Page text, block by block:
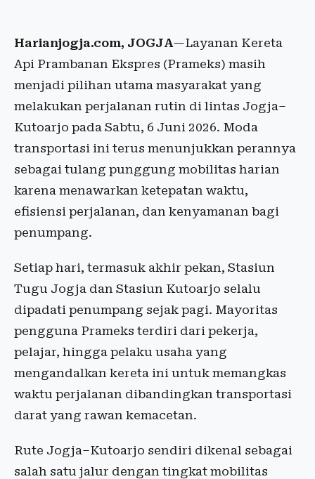
Harianjogja.com, JOGJA—Layanan Kereta
Api Prambanan Ekspres (Prameks) masih
menjadi pilihan utama masyarakat yang
melakukan perjalanan rutin di lintas Jogja–
Kutoarjo pada Sabtu, 6 Juni 2026. Moda
transportasi ini terus menunjukkan perannya
sebagai tulang punggung mobilitas harian
karena menawarkan ketepatan waktu,
efisiensi perjalanan, dan kenyamanan bagi
penumpang.
Setiap hari, termasuk akhir pekan, Stasiun
Tugu Jogja dan Stasiun Kutoarjo selalu
dipadati penumpang sejak pagi. Mayoritas
pengguna Prameks terdiri dari pekerja,
pelajar, hingga pelaku usaha yang
mengandalkan kereta ini untuk memangkas
waktu perjalanan dibandingkan transportasi
darat yang rawan kemacetan.
Rute Jogja–Kutoarjo sendiri dikenal sebagai
salah satu jalur dengan tingkat mobilitas